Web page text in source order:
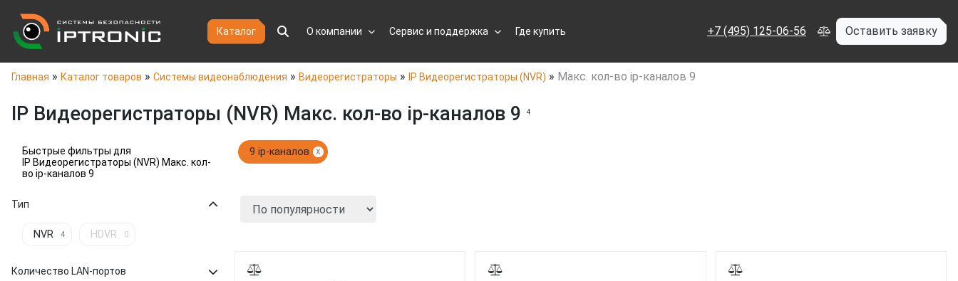
Каталог О компании Сервис и поддержка Где купить +7 (495) 125-06-56 Оставить заявку
Главная » Каталог товаров » Системы видеонаблюдения » Видеорегистраторы » IP Видеорегистраторы (NVR) » Макс. кол-во ip-каналов 9
IP Видеорегистраторы (NVR) Макс. кол-во ip-каналов 9 4
Быстрые фильтры для
IP Видеорегистраторы (NVR) Макс. кол-
во ip-каналов 9
Тип
NVR 4 HDVR 0
Количество LAN-портов
9 ip-каналов X